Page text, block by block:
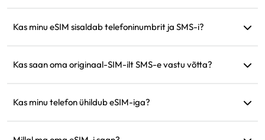
kell 9.00. Kui päeva andmemaht saab täis, langeb kiirus 128
Kas minu eSIM sisaldab telefoninumbrit ja SMS-i?
kasutada rakendusi nagu WhatsApp.
Kas saan oma originaal-SIM-ilt SMS-e vastu võtta?
korraga, et reisides näiteks krediitkaarditeavitusi vastu võtta.
Kas minu telefon ühildub eSIM-iga?